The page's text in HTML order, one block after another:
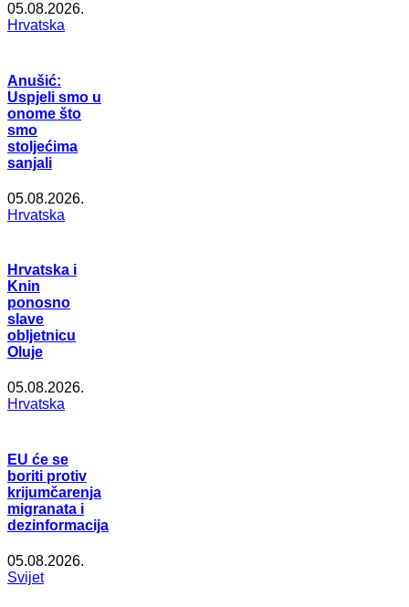
05.08.2026.
Hrvatska
Anušić:
Uspjeli smo u
onome što
smo
stoljećima
sanjali
05.08.2026.
Hrvatska
Hrvatska i
Knin
ponosno
slave
obljetnicu
Oluje
05.08.2026.
Hrvatska
EU će se
boriti protiv
krijumčarenja
migranata i
dezinformacija
05.08.2026.
Svijet